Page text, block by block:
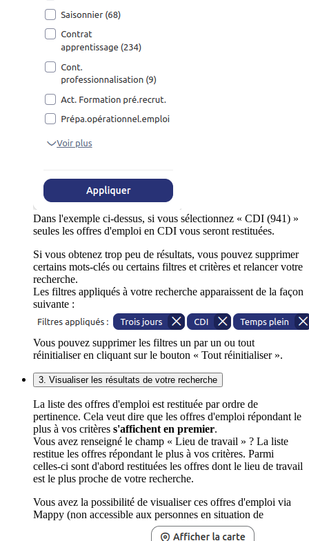
Dans l'exemple ci-dessus, si vous sélectionnez « CDI (941) »
seules les offres d'emploi en CDI vous seront restituées.
Si vous obtenez trop peu de résultats, vous pouvez supprimer
certains mots-clés ou certains filtres et critères et relancer votre
recherche.
Les filtres appliqués à votre recherche apparaissent de la façon
suivante :
Vous pouvez supprimer les filtres un par un ou tout
réinitialiser en cliquant sur le bouton « Tout réinitialiser ».
3. Visualiser les résultats de votre recherche
La liste des offres d'emploi est restituée par ordre de
pertinence. Cela veut dire que les offres d'emploi répondant le
plus à vos critères s'affichent en premier.
Vous avez renseigné le champ « Lieu de travail » ? La liste
restitue les offres répondant le plus à vos critères. Parmi
celles-ci sont d'abord restituées les offres dont le lieu de travail
est le plus proche de votre recherche.
Vous avez la possibilité de visualiser ces offres d'emploi via
Mappy (non accessible aux personnes en situation de